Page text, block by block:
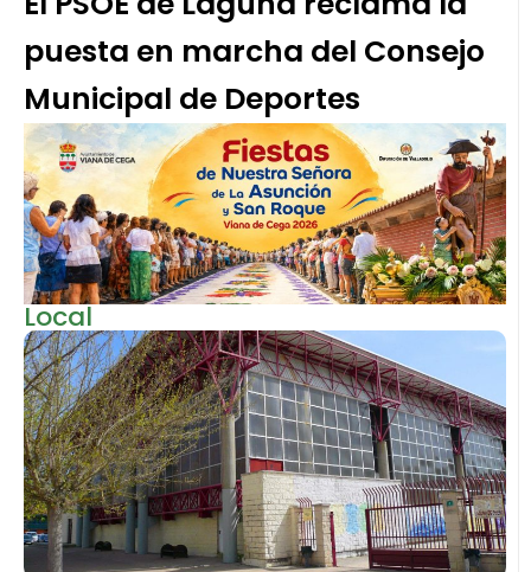
puesta en marcha del Consejo
Municipal de Deportes
Local